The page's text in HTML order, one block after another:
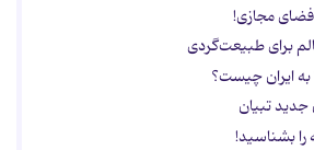
مجازی!
به ایران چیست؟
جدید تبیان
را بشناسید!